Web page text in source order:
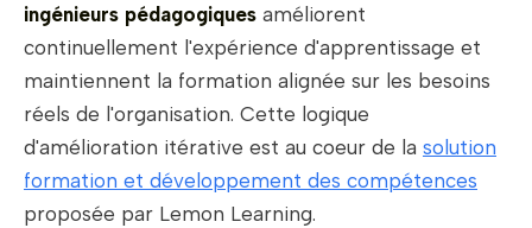
ingénieurs pédagogiques améliorent
continuellement l'expérience d'apprentissage et
maintiennent la formation alignée sur les besoins
réels de l'organisation. Cette logique
d'amélioration itérative est au coeur de la solution
formation et développement des compétences
proposée par Lemon Learning.